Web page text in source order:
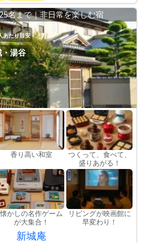
名まで｜非日常を楽しむ宿
あたり目安
湯谷
香り高い和室
つくって、食べて、
盛りあがる！
懐かしの名作ゲーム
が大集合！
リビングが映画館に
早変わり！
新城庵